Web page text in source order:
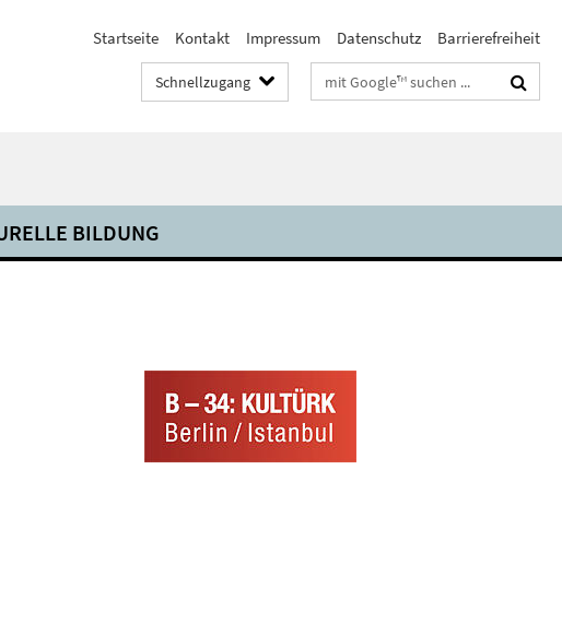
Startseite Kontakt Impressum Datenschutz Barrierefreiheit
Schnellzugang Suchbegriffe
BILDUNG